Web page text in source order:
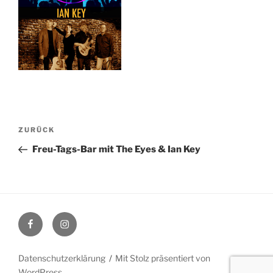
Beitragsnavigation
Vorheriger
Beitrag
ZURÜCK
Freu-Tags-Bar mit The Eyes & Ian Key
FacebookInstagram
Datenschutzerklärung
Mit Stolz präsentiert von